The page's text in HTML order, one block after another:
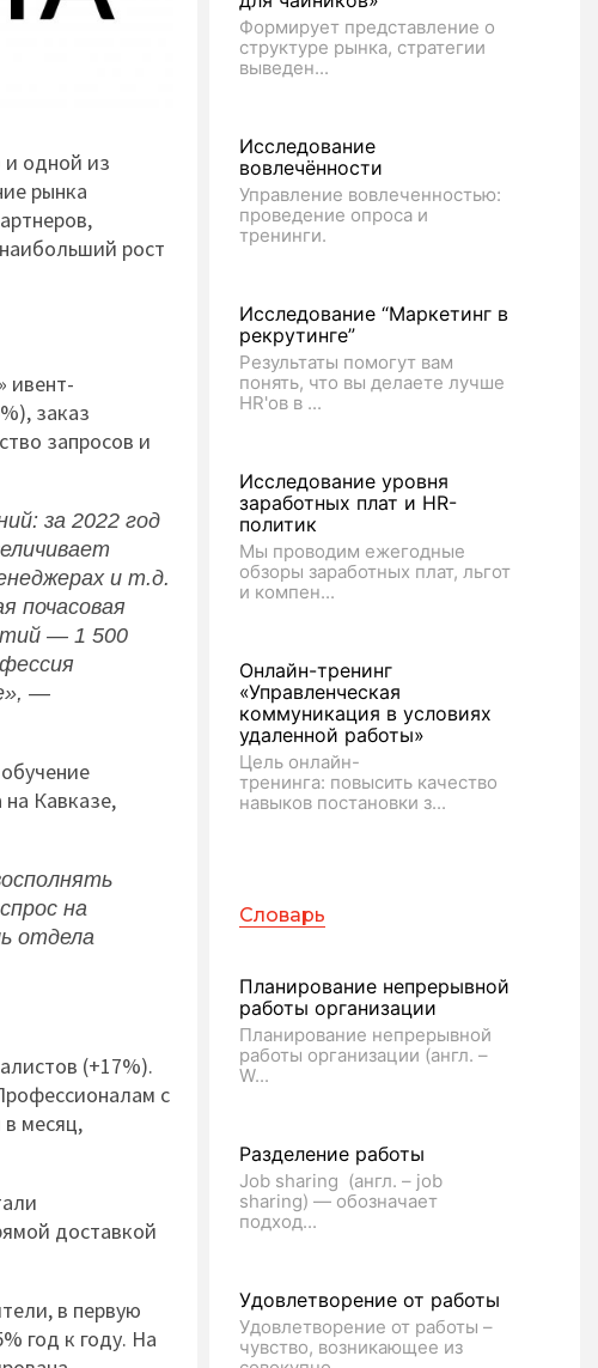
и одной из
рынка
рост
ивент-
заказ
запросов и
за 2022 год
и т.д.
почасовая
— 1 500
—
Кавказе,
на
отдела
(+17%).
с
месяц,
доставкой
в первую
год к году. На
Формирует представление о
структуре рынка, стратегии
выведен...
Исследование
вовлечённости
Управление вовлеченностью:
проведение опроса и
тренинги.
Исследование “Маркетинг в
рекрутинге”
Результаты помогут вам
понять, что вы делаете лучше
HR'ов в ...
Исследование уровня
заработных плат и HR-
политик
Мы проводим ежегодные
обзоры заработных плат, льгот
и компен...
Онлайн-тренинг
«Управленческая
коммуникация в условиях
удаленной работы»
Цель онлайн-
тренинга: повысить качество
навыков постановки з...
Словарь
Планирование непрерывной
работы организации
Планирование непрерывной
работы организации (англ. –
W...
Разделение работы
Job sharing (англ. – job
sharing) — обозначает
подход...
Удовлетворение от работы
Удовлетворение от работы –
чувство, возникающее из